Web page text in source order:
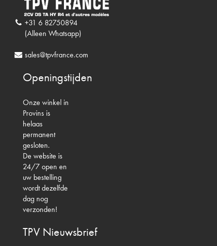
+31 6 82750894
(Alleen Whatsapp)
sales@tpvfrance.com
Openingstijden
Onze winkel in
Provins is
helaas
permanent
gesloten.
De website is
24/7 open en
uw bestelling
wordt dezelfde
dag nog
verzonden!
TPV Nieuwsbrief